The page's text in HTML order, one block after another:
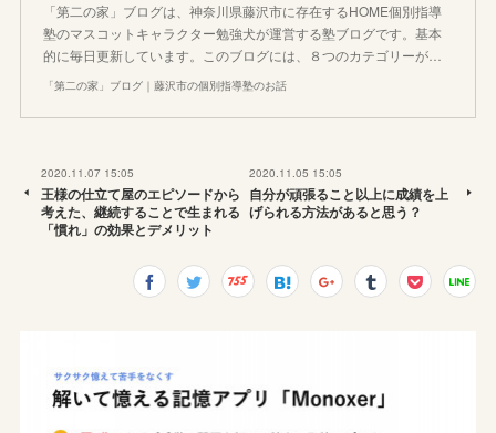
「第二の家」ブログは、神奈川県藤沢市に存在するHOME個別指導
塾のマスコットキャラクター勉強犬が運営する塾ブログです。基本
的に毎日更新しています。このブログには、８つのカテゴリーが…
「第二の家」ブログ｜藤沢市の個別指導塾のお話
2020.11.07 15:05
王様の仕立て屋のエピソードから
考えた、継続することで生まれる
「慣れ」の効果とデメリット
2020.11.05 15:05
自分が頑張ること以上に成績を上
げられる方法があると思う？